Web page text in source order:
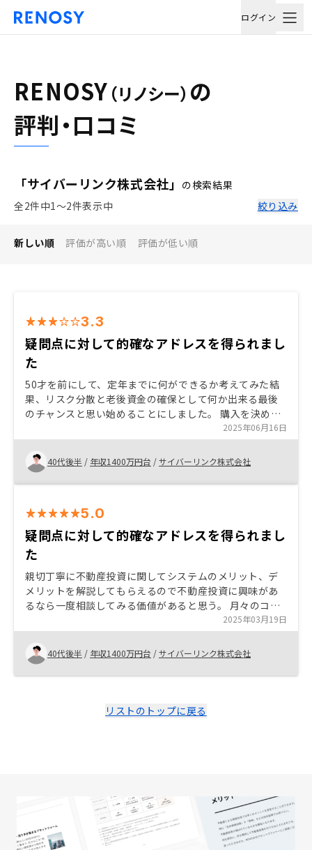
ログイン
RENOSY （リノシー） の
評判・口コミ
「サイバーリンク株式会社」 の検索結果
全2件中1〜2件表示中
絞り込み
新しい順 評価が高い順 評価が低い順
3.3
疑問点に対して的確なアドレスを得られまし
た
50才を前にして、定年までに何ができるか考えてみた結
果、リスク分散と老後資金の確保として何か出来る最後
のチャンスと思い始めることにしました。 購入を決めた
理由は団信が通る最後のチャンスだと思ったので相談し
てみました。
2025年06月16日
40代後半 / 年収1400万円台 /サイバーリンク株式会社
5.0
疑問点に対して的確なアドレスを得られまし
た
親切丁寧に不動産投資に関してシステムのメリット、デ
メリットを解説してもらえるので不動産投資に興味があ
るなら一度相談してみる価値があると思う。 月々のコス
トやライフステージにおける目的が見合うなら、早いう
ちに始める方が効果は最大化できるので。
2025年03月19日
40代後半 / 年収1400万円台 /サイバーリンク株式会社
リストのトップに戻る